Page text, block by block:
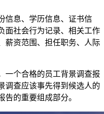
信息、学历信息、证书信
面社会行为记录、相关工作
薪资范围、担任职务、人际
一个合格的员工背景调查报
调查应该事先得到候选人的
的重要组成部分。